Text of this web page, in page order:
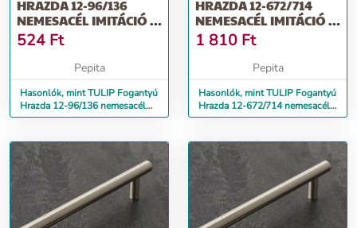
HRAZDA 12-96/136
NEMESACÉL IMITÁCIÓ +
CSAVAR
524 Ft
Pepita
Hasonlók, mint TULIP Fogantyú
Hrazda 12-96/136 nemesacél
imitáció + csavar
HRAZDA 12-672/714
NEMESACÉL IMITÁCIÓ +
CSAVAR
1 810 Ft
Pepita
Hasonlók, mint TULIP Fogantyú
Hrazda 12-672/714 nemesacél
imitáció + csavar